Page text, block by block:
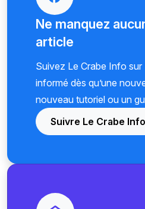
Ne manquez
article
Suivez Le Crabe Info
informé dès qu’une
nouveau tutoriel ou un
Suivre Le Crabe Info